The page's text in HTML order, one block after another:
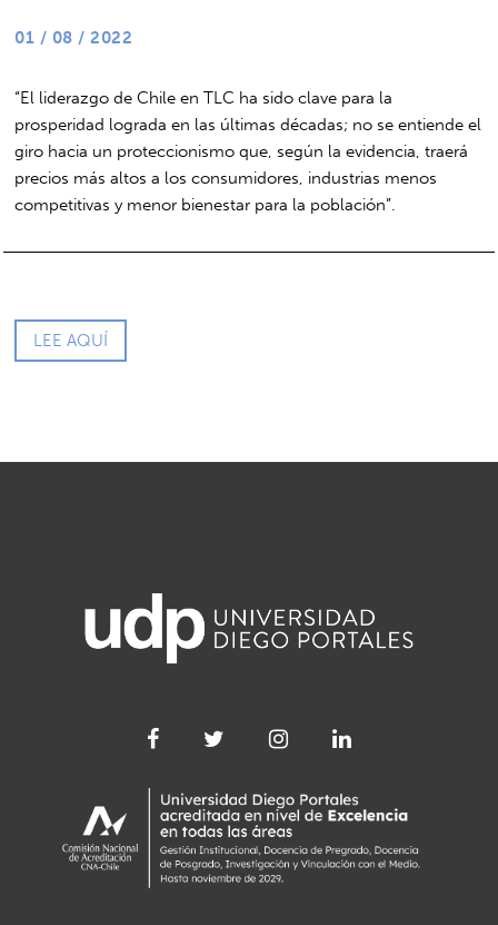
01 / 08 / 2022
“El liderazgo de Chile en TLC ha sido clave para la
prosperidad lograda en las últimas décadas; no se entiende el
giro hacia un proteccionismo que, según la evidencia, traerá
precios más altos a los consumidores, industrias menos
competitivas y menor bienestar para la población”.
LEE AQUÍ